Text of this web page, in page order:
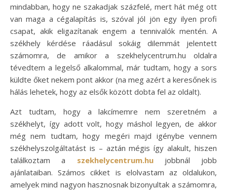
mindabban, hogy ne szakadjak százfelé, mert hát még ott
van maga a cégalapítás is, szóval jól jön egy ilyen profi
csapat, akik eligazítanak engem a tennivalók mentén. A
székhely kérdése ráadásul sokáig dilemmát jelentett
számomra, de amikor a szekhelycentrum.hu oldalra
tévedtem a legelső alkalommal, már tudtam, hogy a sors
küldte őket nekem pont akkor (na meg azért a keresőnek is
hálás lehetek, hogy az elsők között dobta fel az oldalt).
Azt tudtam, hogy a lakcímemre nem szeretném a
székhelyt, így adott volt, hogy máshol legyen, de akkor
még nem tudtam, hogy megéri majd igénybe vennem
székhelyszolgáltatást is – aztán mégis így alakult, hiszen
találkoztam a szekhelycentrum.hu
jobbnál jobb
ajánlataiban. Számos cikket is elolvastam az oldalukon,
amelyek mind nagyon hasznosnak bizonyultak a számomra,